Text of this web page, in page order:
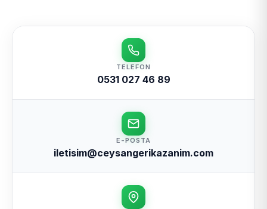
TELEFON
0531 027 46 89
E-POSTA
iletisim@ceysangerikazanim.com